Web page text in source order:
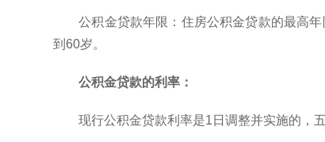
公积金贷款年限：住房公积金贷款的最高
到60岁。
公积金贷款的利率：
现行公积金贷款利率是1日调整并实施的，